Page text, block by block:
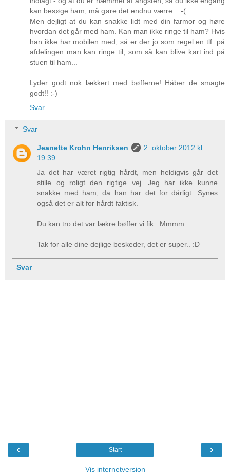
kan besøge ham, må gøre det endnu værre.. :-(
Men dejligt at du kan snakke lidt med din farmor og høre
hvordan det går med ham. Kan man ikke ringe til ham? Hvis
han ikke har mobilen med, så er der jo som regel en tlf. på
afdelingen man kan ringe til, som så kan blive kørt ind på
stuen til ham...
Lyder godt nok lækkert med bøfferne! Håber de smagte
godt!! :-)
Svar
Svar
Jeanette Krohn Henriksen
2. oktober 2012 kl.
19.39
Ja det har været rigtig hårdt, men heldigvis går det
stille og roligt den rigtige vej. Jeg har ikke kunne
snakke med ham, da han har det for dårligt. Synes
også det er alt for hårdt faktisk.
Du kan tro det var lækre bøffer vi fik.. Mmmm..
Tak for alle dine dejlige beskeder, det er super.. :D
Svar
‹ ›
Start
Vis internetversion